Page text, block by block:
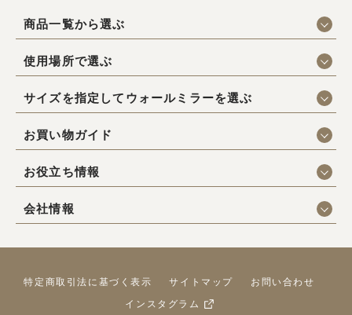
商品一覧から選ぶ
使用場所で選ぶ
サイズを指定してウォールミラーを選ぶ
お買い物ガイド
お役立ち情報
会社情報
特定商取引法に基づく表示 サイトマップ
お問い合わせ
インスタグラム